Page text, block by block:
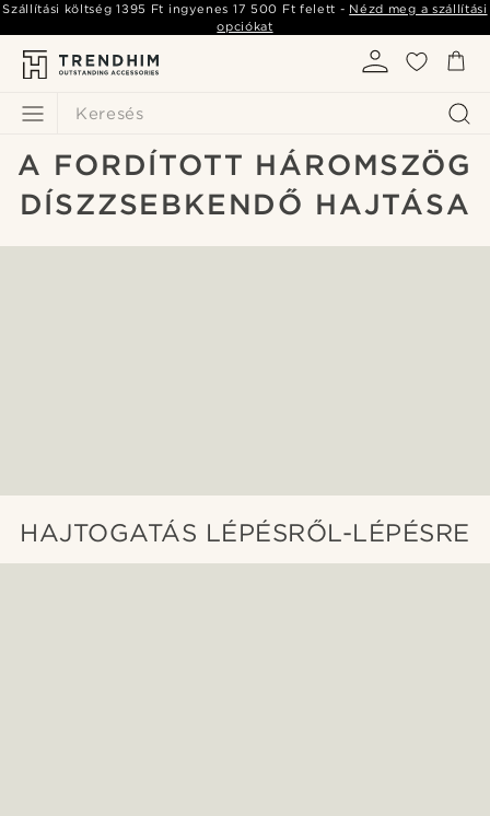
Keresés
Szállítási költség1395 Ft ingyenes 17 500 Ft felett - Nézd meg a szállítási
opciókat
A FORDÍTOTT HÁROMSZÖG
DÍSZZSEBKENDŐ HAJTÁSA
HAJTOGATÁS LÉPÉSRŐL-LÉPÉSRE